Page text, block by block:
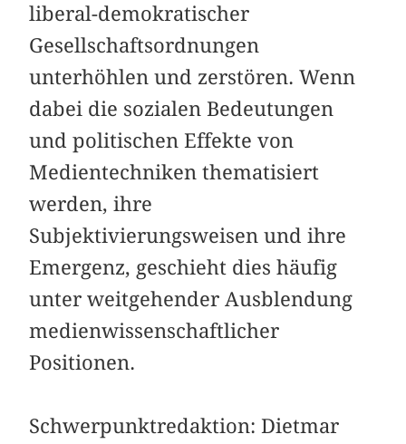
liberal-demokratischer
Gesellschaftsordnungen
unterhöhlen und zerstören. Wenn
dabei die sozialen Bedeutungen
und politischen Effekte von
Medientechniken thematisiert
werden, ihre
Subjektivierungsweisen und ihre
Emergenz, geschieht dies häufig
unter weitgehender Ausblendung
medienwissenschaftlicher
Positionen.
Schwerpunktredaktion: Dietmar